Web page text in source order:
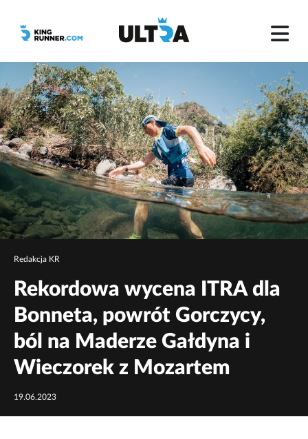
Redakcja KR
Rekordowa wycena ITRA dla
Bonneta, powrót Gorczycy,
ból na Maderze Gałdyna i
Wieczorek z Mozartem
19.06.2023